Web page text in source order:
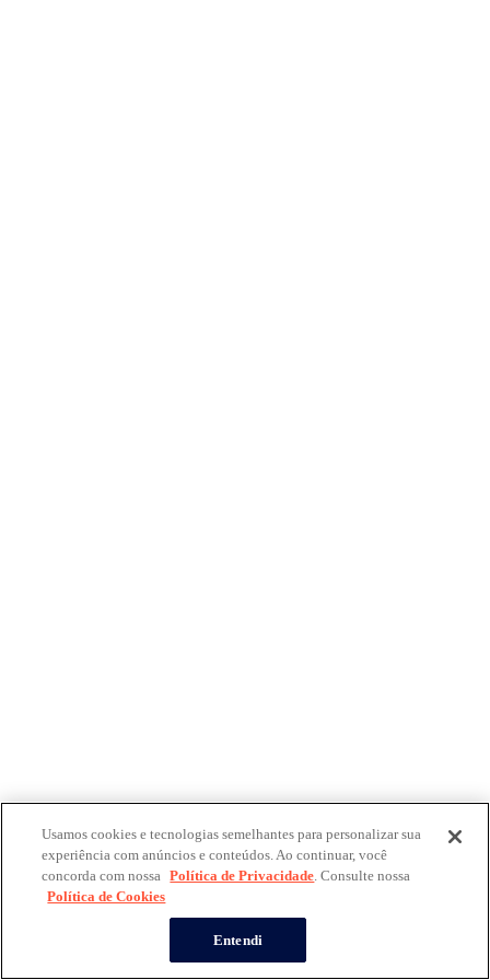
Usamos cookies e tecnologias semelhantes para personalizar sua
experiência com anúncios e conteúdos. Ao continuar, você
concorda com nossa Política de Privacidade. Consulte nossa
Política de Cookies
Entendi